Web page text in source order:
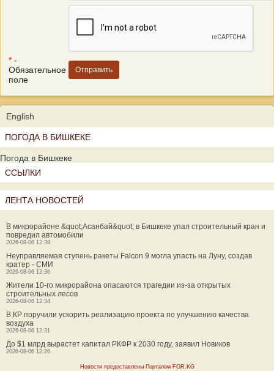
* -
Обязательное
поле
English
ПОГОДА В БИШКЕКЕ
Погода в Бишкеке
ССЫЛКИ
ЛЕНТА НОВОСТЕЙ
В микрорайоне &quot;Асанбай&quot; в Бишкеке упал строительный кран и
повредил автомобили
2026-08-06 12:39
Неуправляемая ступень ракеты Falcon 9 могла упасть на Луну, создав
кратер - СМИ
2026-08-06 12:36
Жители 10-го микрорайона опасаются трагедии из-за открытых
строительных лесов
2026-08-06 12:34
В КР поручили ускорить реализацию проекта по улучшению качества
воздуха
2026-08-06 12:31
До $1 млрд вырастет капитал РКФР к 2030 году, заявил Новиков
2026-08-06 12:26
Новости предоставлены Порталом FOR.KG